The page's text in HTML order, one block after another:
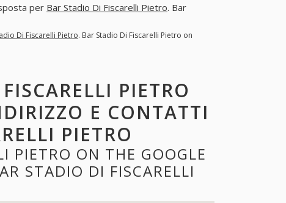
per Bar Stadio Di Fiscarelli Pietro. Bar
Di Fiscarelli Pietro. Bar Stadio Di Fiscarelli Pietro on
PIETRO
E CONTATTI
PIETRO
PIETRO ON THE GOOGLE
STADIO DI FISCARELLI